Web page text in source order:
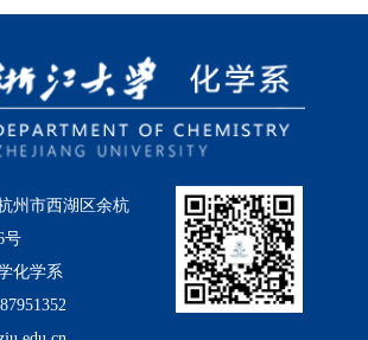
州市西湖区余杭
号
化学系